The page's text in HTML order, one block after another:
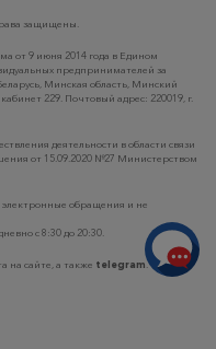
защищены.
от 9 июня 2014 года в Едином
предпринимателей за
Минская область, Минский
229. Почтовый адрес: 220019, г.
деятельности в области связи
от 15.09.2020 №27 Министерством
обращения и не
с 8:30 до 20:30.
на сайте, а также telegram.